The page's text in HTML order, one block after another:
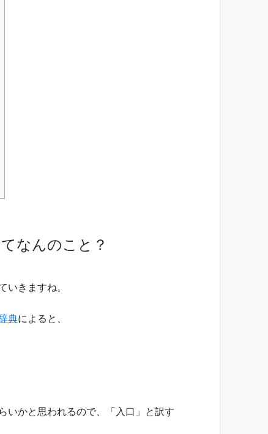
なんのこと？
きますね。
典によると、
いかと思われるので、「入口」と訳す